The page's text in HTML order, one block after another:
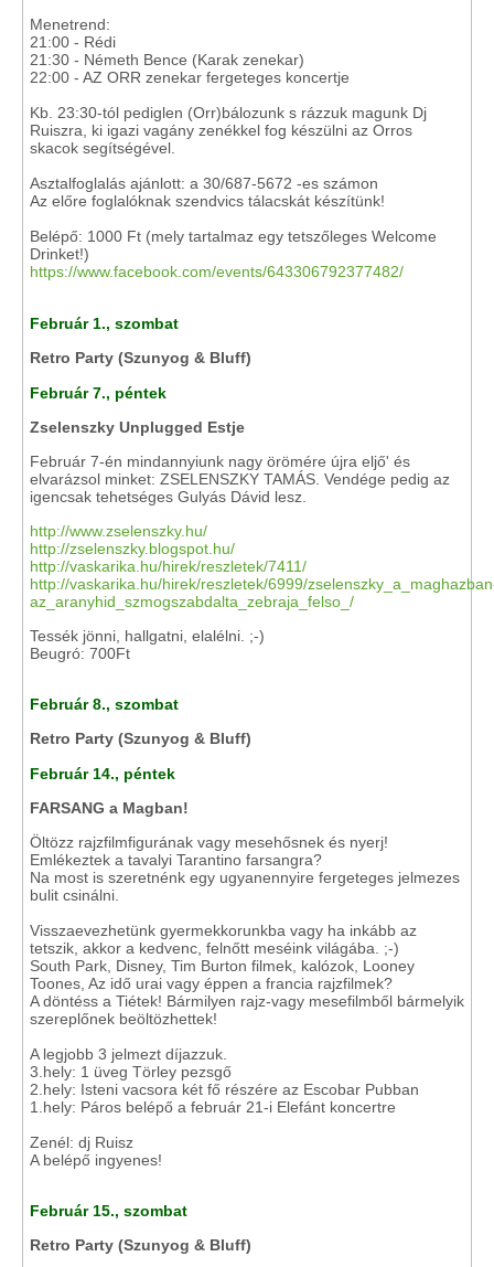
Menetrend:
21:00 - Rédi
21:30 - Németh Bence (Karak zenekar)
22:00 - AZ ORR zenekar fergeteges koncertje
Kb. 23:30-tól pediglen (Orr)bálozunk s rázzuk magunk Dj
Ruiszra, ki igazi vagány zenékkel fog készülni az Orros
skacok segítségével.
Asztalfoglalás ajánlott: a 30/687-5672 -es számon
Az előre foglalóknak szendvics tálacskát készítünk!
Belépő: 1000 Ft (mely tartalmaz egy tetszőleges Welcome
Drinket!)
https://www.facebook.com/events/643306792377482/
Február 1., szombat
Retro Party (Szunyog & Bluff)
Február 7., péntek
Zselenszky Unplugged Estje
Február 7-én mindannyiunk nagy örömére újra eljő' és
elvarázsol minket: ZSELENSZKY TAMÁS. Vendége pedig az
igencsak tehetséges Gulyás Dávid lesz.
http://www.zselenszky.hu/
http://zselenszky.blogspot.hu/
http://vaskarika.hu/hirek/reszletek/7411/
http://vaskarika.hu/hirek/reszletek/6999/
az_aranyhid_szmogszabdalta_zebraja_felso_/
Tessék jönni, hallgatni, elalélni. ;-)
Beugró: 700Ft
Február 8., szombat
Retro Party (Szunyog & Bluff)
Február 14., péntek
FARSANG a Magban!
Öltözz rajzfilmfigurának vagy mesehősnek és nyerj!
Emlékeztek a tavalyi Tarantino farsangra?
Na most is szeretnénk egy ugyanennyire fergeteges jelmezes
bulit csinálni.
Visszaevezhetünk gyermekkorunkba vagy ha inkább az
tetszik, akkor a kedvenc, felnőtt meséink világába. ;-)
South Park, Disney, Tim Burton filmek, kalózok, Looney
Toones, Az idő urai vagy éppen a francia rajzfilmek?
A döntéss a Tiétek! Bármilyen rajz-vagy mesefilmből bármelyik
szereplőnek beöltözhettek!
A legjobb 3 jelmezt díjazzuk.
3.hely: 1 üveg Törley pezsgő
2.hely: Isteni vacsora két fő részére az Escobar Pubban
1.hely: Páros belépő a február 21-i Elefánt koncertre
Zenél: dj Ruisz
A belépő ingyenes!
Február 15., szombat
Retro Party (Szunyog & Bluff)